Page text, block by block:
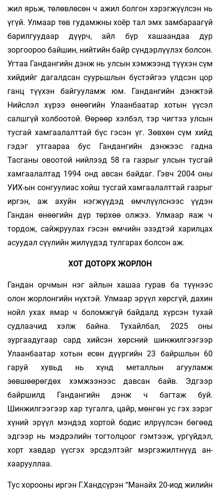
жил ярьж, төлөвлөсөн ч ажил болгон хэрэгжүүлсэн нь
үгүй. Улмаар төв гудамжны хоёр тал эмх замбараагүй
барилгуудаар дүүрч, айл бүр хашаандаа дур
зоргоороо байшин, нийтийн байр сүндэрлүүлэх болсон.
Угтаа Гандангийн дэнж нь улсын хэмжээнд түүхэн сүм
хийдийг дагалдсан суурьшлын бүстэйгээ үлдсэн цор
ганц түүхэн байгууламж юм. Гандангийн дэнжтэй
Нийслэл хүрээ өнөөгийн Улаанбаатар хотын үүсэл
салшгүй холбоотой. Өөрөөр хэлбэл, тэр чигтээ улсын
тусгай хамгаалалттай бүс гэсэн үг. Зөвхөн сүм хийд
гэдэг утгаараа бус Гандангийн дэнжээс гадна
Тасганы овоотой нийлээд 58 га газрыг улсын тусгай
хамгаалалтад 1994 онд авсан байдаг. Гэвч 2004 оны
УИХ-ын сонгуулиас хойш тусгай хамгаалалттай газрыг
иргэн, аж ахуйн нэгжүүдэд өмчлүүлснээс үүдэн
Гандан өнөөгийн дүр төрхөө олжээ. Улмаар яаж ч
тордож, сайжруулах гэсэн өмчийн эзэдтэй харилцах
асуудал сүүлийн жилүүдэд тулгарах болсон аж.
ХОТ ДОТОРХ ЖОРЛОН
Гандан орчмын нэг айлын хашаа гурав ба түүнээс
олон жорлонгийн нүхтэй. Улмаар эрүүл хөрсгүй, дахин
нойл ухах ямар ч боломжгүй байдалд хүрсэн тухай
судлаачид хэлж байна. Тухайлбал, 2025 оны
зургаадугаар сард хийсэн хөрсний шинжилгээгээр
Улаанбаатар хотын есөн дүүргийн 23 байршлын 60
гаруй хувьд нь хүнд металлын агууламж
зөвшөөрөгдөх хэмжээнээс давсан байв. Эдгээр
байршилд Гандангийн дэнж ч багтаж буй.
Шинжилгээгээр хар тугалга, цайр, мөнгөн ус гэх зэрэг
хүний эрүүл мэндэд хортой бодис илрүүлсэн бөгөөд
эдгээр нь мэдрэлийн тогтолцоог гэмтээж, үргүйдэл,
хорт хавдар үүсгэх эрс­­­дэлтэйг мэргэжилт­­нүүд ан­­­
хаарууллаа.
Тус хорооны иргэн Г.Хандсүрэн “Манайх 20-иод жилийн